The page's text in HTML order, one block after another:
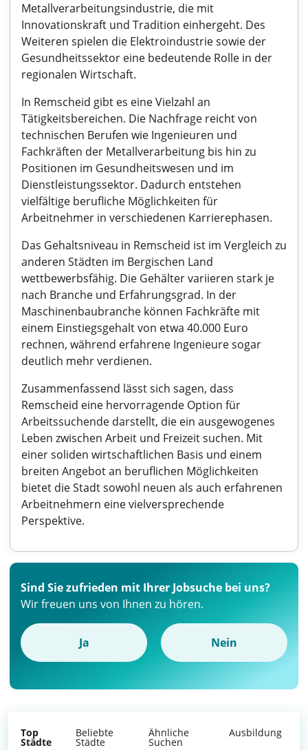
Metallverarbeitungsindustrie, die mit
Innovationskraft und Tradition einhergeht. Des
Weiteren spielen die Elektroindustrie sowie der
Gesundheitssektor eine bedeutende Rolle in der
regionalen Wirtschaft.
In Remscheid gibt es eine Vielzahl an
Tätigkeitsbereichen. Die Nachfrage reicht von
technischen Berufen wie Ingenieuren und
Fachkräften der Metallverarbeitung bis hin zu
Positionen im Gesundheitswesen und im
Dienstleistungssektor. Dadurch entstehen
vielfältige berufliche Möglichkeiten für
Arbeitnehmer in verschiedenen Karrierephasen.
Das Gehaltsniveau in Remscheid ist im Vergleich zu
anderen Städten im Bergischen Land
wettbewerbsfähig. Die Gehälter variieren stark je
nach Branche und Erfahrungsgrad. In der
Maschinenbaubranche können Fachkräfte mit
einem Einstiegsgehalt von etwa 40.000 Euro
rechnen, während erfahrene Ingenieure sogar
deutlich mehr verdienen.
Zusammenfassend lässt sich sagen, dass
Remscheid eine hervorragende Option für
Arbeitssuchende darstellt, die ein ausgewogenes
Leben zwischen Arbeit und Freizeit suchen. Mit
einer soliden wirtschaftlichen Basis und einem
breiten Angebot an beruflichen Möglichkeiten
bietet die Stadt sowohl neuen als auch erfahrenen
Arbeitnehmern eine vielversprechende
Perspektive.
Sind Sie zufrieden mit Ihrer Jobsuche bei uns?
Wir freuen uns von Ihnen zu hören.
Ja Nein
Top
Städte
Beliebte
Städte
Ähnliche
Suchen
Ausbildung